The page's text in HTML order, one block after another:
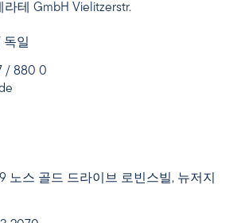
테 GmbH Vielitzerstr.
독일
/ 880 0
노스 골드 드라이브 로빈스빌, 뉴저지